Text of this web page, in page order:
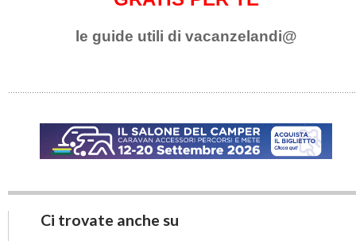
le guide utili di vacanzelandi@
Ci trovate anche su